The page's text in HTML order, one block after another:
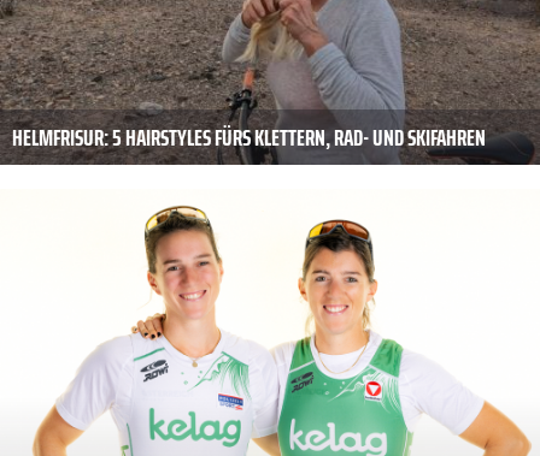
HELMFRISUR: 5 HAIRSTYLES FÜRS KLETTERN, RAD- UND SKIFAHREN